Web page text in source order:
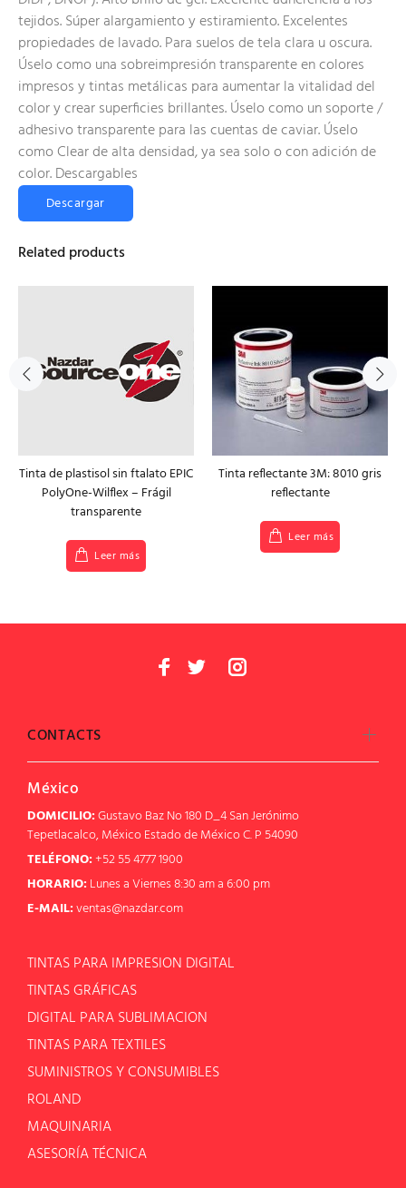
tejidos. Súper alargamiento y estiramiento. Excelentes
propiedades de lavado. Para suelos de tela clara u oscura.
Úselo como una sobreimpresión transparente en colores
impresos y tintas metálicas para aumentar la vitalidad del
color y crear superficies brillantes. Úselo como un soporte /
adhesivo transparente para las cuentas de caviar. Úselo
como Clear de alta densidad, ya sea solo o con adición de
color.Descargables
Descargar
Related products
Tinta de plastisol sin ftalato EPIC
PolyOne-Wilflex – Frágil
transparente
Leer más
Tinta reflectante 3M: 8010 gris
reflectante
Leer más
CONTACTS
México
DOMICILIO:Gustavo Baz No 180 D_4 San Jerónimo
Tepetlacalco, México Estado de México C. P 54090
TELÉFONO:+52 55 4777 1900
HORARIO: Lunes a Viernes 8:30 am a 6:00 pm
E-MAIL:ventas@nazdar.com
TINTAS PARA IMPRESION DIGITAL
TINTAS GRÁFICAS
DIGITAL PARA SUBLIMACION
TINTAS PARA TEXTILES
SUMINISTROS Y CONSUMIBLES
ROLAND
MAQUINARIA
ASESORÍA TÉCNICA